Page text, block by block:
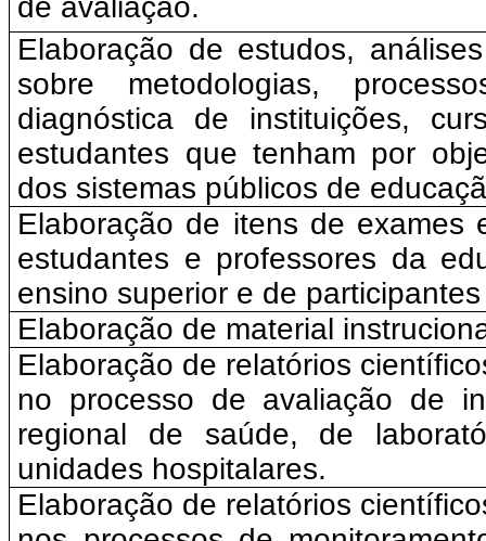
de avaliação.
Elaboração de estudos,
sobre metodologias,
diagnóstica de instituições,
estudantes que tenham por
dos sistemas públicos de
Elaboração de itens de exames
estudantes e professores da
ensino superior e de
Elaboração de material
Elaboração de relatórios
no processo de avaliação de
regional de saúde, de
unidades hospitalares.
Elaboração de relatórios